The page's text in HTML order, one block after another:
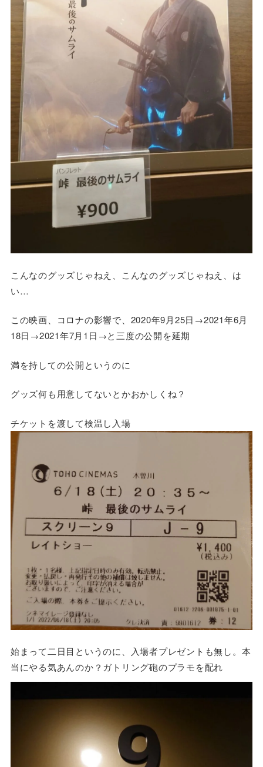
こんなのグッズじゃねえ、こんなのグッズじゃねえ、は
い…
この映画、コロナの影響で、2020年9月25日→2021年6月
18日→2021年7月1日→と三度の公開を延期
満を持しての公開というのに
グッズ何も用意してないとかおかしくね？
チケットを渡して検温し入場
始まって二日目というのに、入場者プレゼントも無し。本
当にやる気あんのか？ガトリング砲のプラモを配れ